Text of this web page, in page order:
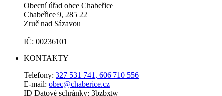
Obecní úřad obce Chabeřice
Chabeřice 9, 285 22
Zruč nad Sázavou
IČ: 00236101
KONTAKTY
Telefony: 327 531 741, 606 710 556
E-mail: obec@chaberice.cz
ID Datové schránky: 3bzbxtw